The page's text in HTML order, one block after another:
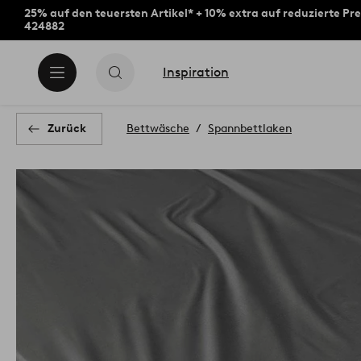
25% auf den teuersten Artikel* + 10% extra auf reduzierte
424882
Inspiration
Zurück Bettwäsche Spannbettlaken